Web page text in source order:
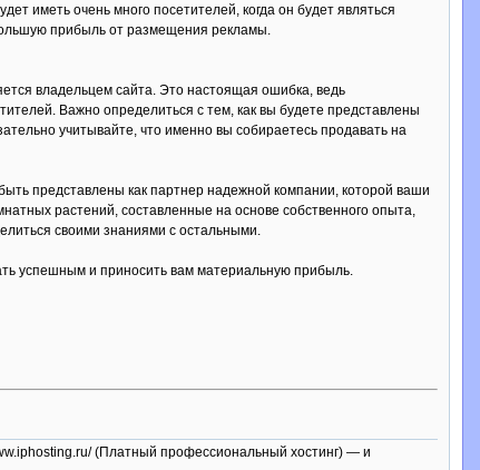
иметь очень много посетителей, когда он будет являться
прибыль от размещения рекламы.
владельцем сайта. Это настоящая ошибка, ведь
Важно определиться с тем, как вы будете представлены
учитывайте, что именно вы собираетесь продавать на
представлены как партнер надежной компании, которой ваши
растений, составленные на основе собственного опыта,
своими знаниями с остальными.
успешным и приносить вам материальную прибыль.
(Платный профессиональный хостинг) — и